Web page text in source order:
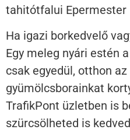
tahitótfalui Epermester
Ha igazi borkedvelő
Egy meleg nyári estén
csak egyedül, otthon
gyümölcsborainkat
TrafikPont üzletben is
szürcsölheted is